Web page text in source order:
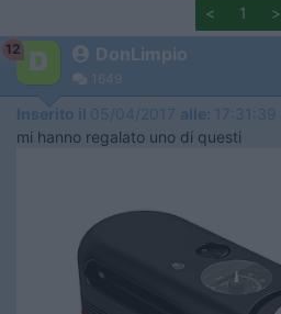
< 1 >
12 DonLimpio
1649
Inserito il 05/04/2017 alle: 17:31:39
mi hanno regalato uno di questi